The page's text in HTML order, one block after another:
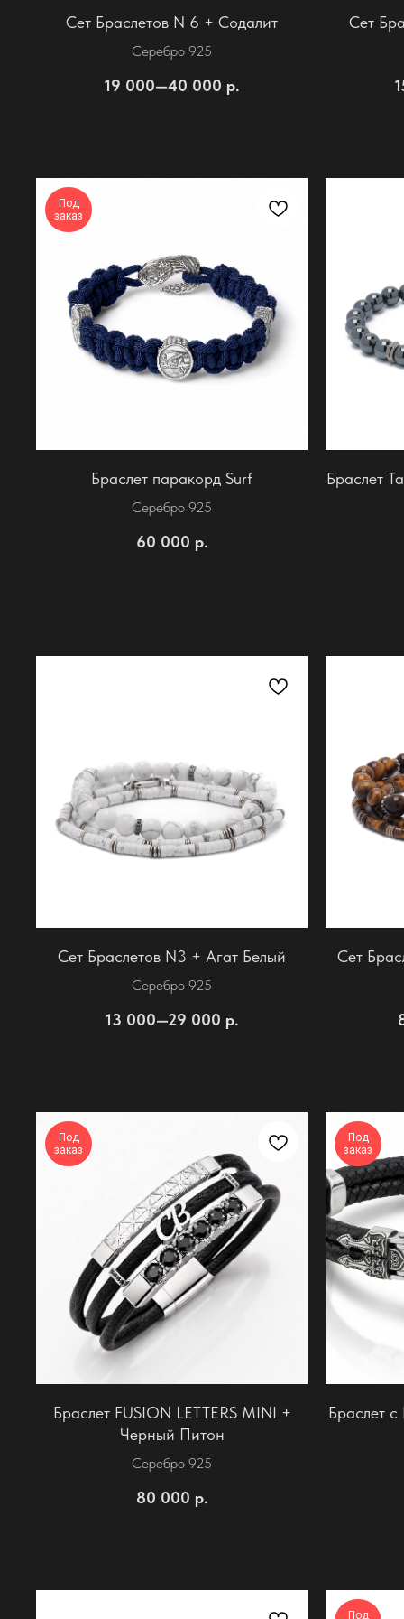
Сет Браслетов N 6 + Содалит
Серебро 925
19 000—40 000 р.
Сет
Под
заказ
Браслет паракорд Surf
Серебро 925
60 000 р.
Браслет
Сет Браслетов N3 + Агат Белый
Серебро 925
13 000—29 000 р.
Сет
Под
заказ
Браслет FUSION LETTERS MINI +
Черный Питон
Серебро 925
80 000 р.
Под
заказ
Браслет
Под